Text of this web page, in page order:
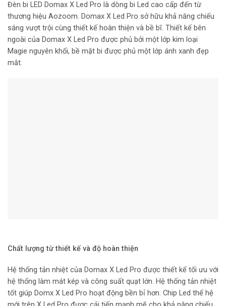
Đèn bi LED Domax X Led Pro là dòng bi Led cao cấp đến từ
thương hiệu Aozoom. Domax X Led Pro sở hữu khả năng chiếu
sáng vượt trội cùng thiết kế hoàn thiện và bề bĩ. Thiết kế bên
ngoài của Domax X Led Pro được phủ bởi một lớp kim loại
Magie nguyên khối, bề mặt bi được phủ một lớp ánh xanh đẹp
mắt.
Chất lượng từ thiết kế và độ hoàn thiện
Hệ thống tản nhiệt của Domax X Led Pro được thiết kế tối ưu với
hệ thống làm mát kép và công suất quạt lớn. Hệ thống tản nhiệt
tốt giúp Domx X Led Pro hoạt động bền bỉ hơn. Chip Led thế hệ